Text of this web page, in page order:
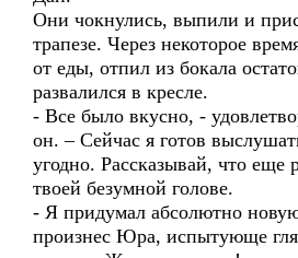
Они чокнулись, выпили и
трапезе. Через некоторое
от еды, отпил из бокала
развалился в кресле.
- Все было вкусно, -
он. – Сейчас я готов
угодно. Рассказывай, что еще
твоей безумной голове.
- Я придумал абсолютно
произнес Юра, испытующе